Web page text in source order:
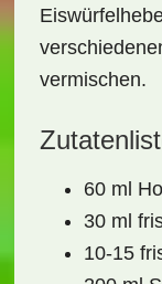
vermischen.
60 ml
30 ml
10-15